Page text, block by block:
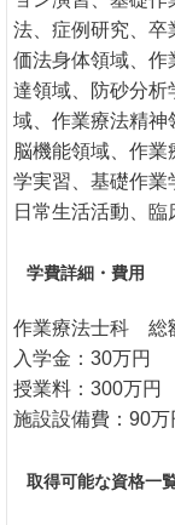
法、症例研究、卒
価法身体領域、作
達領域、防砂分析
域、作業療法精神
脳機能領域、作
学実習、基礎作業
日常生活活動、臨
学費詳細・費用
作業療法士科 総
入学金：30万円
授業料：300万円
施設設備費：90万
取得可能な資格一